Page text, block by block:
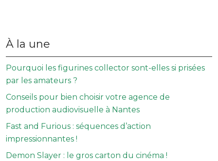
À la une
Pourquoi les figurines collector sont-elles si prisées
par les amateurs ?
Conseils pour bien choisir votre agence de
production audiovisuelle à Nantes
Fast and Furious : séquences d’action
impressionnantes !
Demon Slayer : le gros carton du cinéma !